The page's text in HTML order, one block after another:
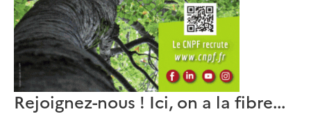
Rejoignez-nous ! Ici, on a la fibre...